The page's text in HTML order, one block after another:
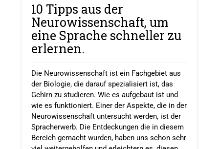
10 Tipps aus der
Neurowissenschaft, um
eine Sprache schneller zu
erlernen.
Die Neurowissenschaft ist ein Fachgebiet aus
der Biologie, die darauf spezialisiert ist, das
Gehirn zu studieren. Wie es aufgebaut ist und
wie es funktioniert. Einer der Aspekte, die in der
Neurowissenschaft untersucht werden, ist der
Spracherwerb. Die Entdeckungen die in diesem
Bereich gemacht wurden, haben uns schon sehr